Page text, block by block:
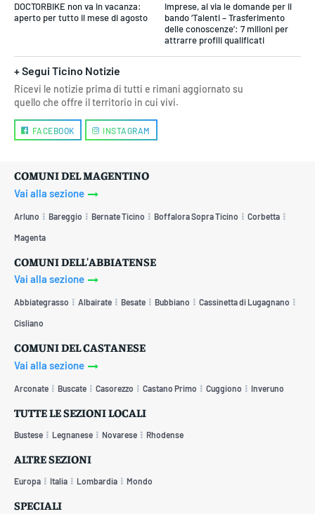
DOCTORBIKE non va in vacanza:
aperto per tutto il mese di agosto
Imprese, al via le domande per il
bando ‘Talenti – Trasferimento
delle conoscenze’: 7 milioni per
attrarre profili qualificati
+ Segui Ticino Notizie
Ricevi le notizie prima di tutti e rimani aggiornato su
quello che offre il territorio in cui vivi.
FACEBOOK INSTAGRAM
COMUNI DEL MAGENTINO
Vai alla sezione
Arluno Bareggio Bernate Ticino Boffalora Sopra Ticino Corbetta
Magenta
COMUNI DELL'ABBIATENSE
Vai alla sezione
Abbiategrasso Albairate Besate Bubbiano Cassinetta di Lugagnano
Cisliano
COMUNI DEL CASTANESE
Vai alla sezione
Arconate Buscate Casorezzo Castano Primo Cuggiono Inveruno
TUTTE LE SEZIONI LOCALI
Bustese Legnanese Novarese Rhodense
ALTRE SEZIONI
Europa Italia Lombardia Mondo
SPECIALI